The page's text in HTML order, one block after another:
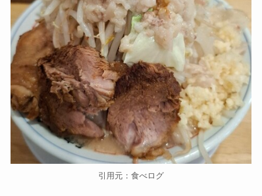
引用元：食べログ